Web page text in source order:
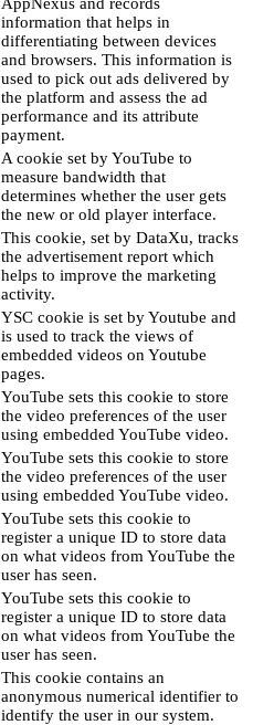
information that helps in
differentiating between devices
and browsers. This information is
used to pick out ads delivered by
the platform and assess the ad
performance and its attribute
payment.
A cookie set by YouTube to
measure bandwidth that
determines whether the user gets
the new or old player interface.
This cookie, set by DataXu, tracks
the advertisement report which
helps to improve the marketing
activity.
YSC cookie is set by Youtube and
is used to track the views of
embedded videos on Youtube
pages.
YouTube sets this cookie to store
the video preferences of the user
using embedded YouTube video.
YouTube sets this cookie to store
the video preferences of the user
using embedded YouTube video.
YouTube sets this cookie to
register a unique ID to store data
on what videos from YouTube the
user has seen.
YouTube sets this cookie to
register a unique ID to store data
on what videos from YouTube the
user has seen.
This cookie contains an
anonymous numerical identifier to
identify the user in our system.